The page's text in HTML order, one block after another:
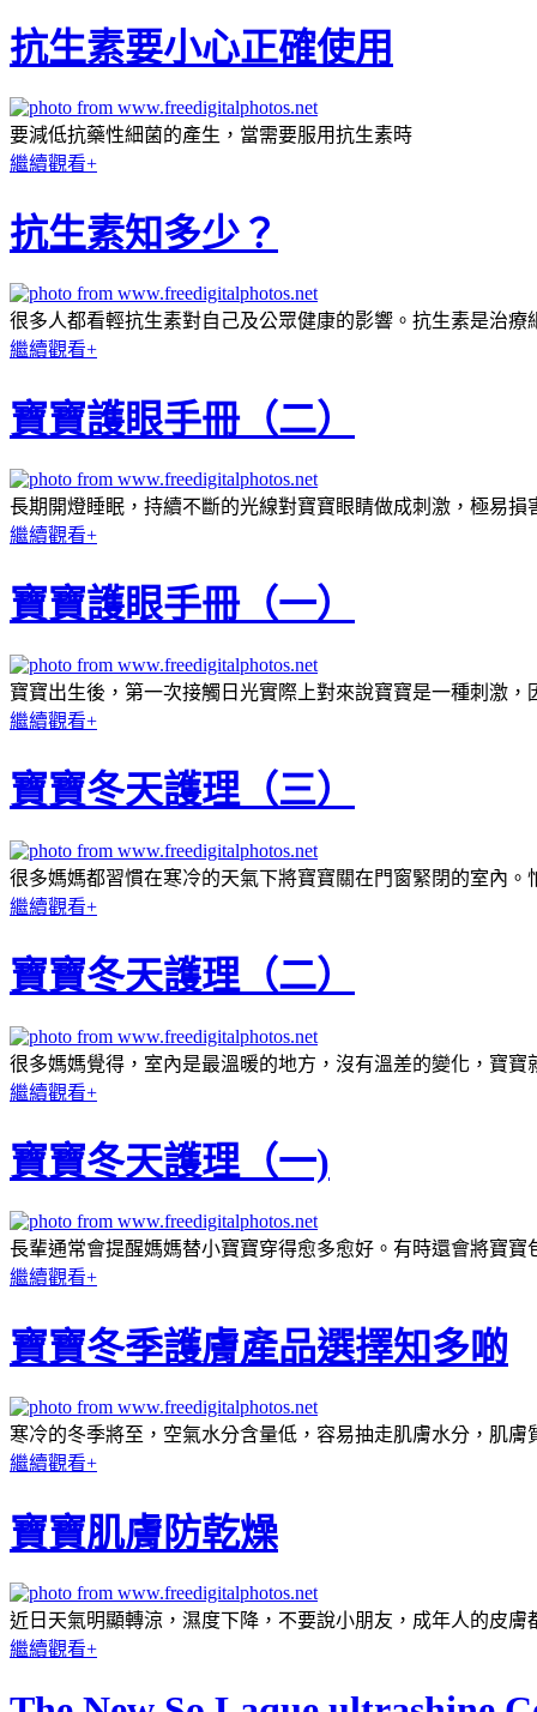
抗生素要小心正確使用
要減低抗藥性細菌的產生，當需要服用抗生素時
繼續觀看+
抗生素知多少？
很多人都看輕抗生素對自己及公眾健康的影響。抗生素是治療
繼續觀看+
寶寶護眼手冊（二）
長期開燈睡眠，持續不斷的光線對寶寶眼睛做成刺激，極易損
繼續觀看+
寶寶護眼手冊（一）
寶寶出生後，第一次接觸日光實際上對來說寶寶是一種刺激
繼續觀看+
寶寶冬天護理（三）
很多媽媽都習慣在寒冷的天氣下將寶寶關在門窗緊閉的室內
繼續觀看+
寶寶冬天護理（二）
很多媽媽覺得，室內是最溫暖的地方，沒有溫差的變化，寶
繼續觀看+
寶寶冬天護理（一)
長輩通常會提醒媽媽替小寶寶穿得愈多愈好。有時還會將寶寶
繼續觀看+
寶寶冬季護膚產品選擇知多啲
寒冷的冬季將至，空氣水分含量低，容易抽走肌膚水分，肌
繼續觀看+
寶寶肌膚防乾燥
近日天氣明顯轉涼，濕度下降，不要說小朋友，成年人的皮膚
繼續觀看+